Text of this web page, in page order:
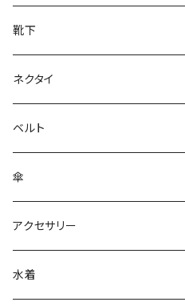
靴下
ネクタイ
ベルト
傘
アクセサリー
水着